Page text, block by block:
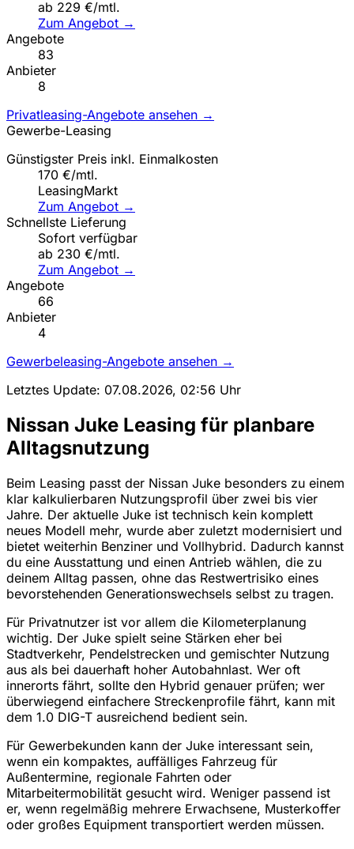
ab 229 €/mtl.
Zum Angebot →
Angebote
83
Anbieter
8
Privatleasing-Angebote ansehen →
Gewerbe-Leasing
Günstigster Preis inkl. Einmalkosten
170 €/mtl.
LeasingMarkt
Zum Angebot →
Schnellste Lieferung
Sofort verfügbar
ab 230 €/mtl.
Zum Angebot →
Angebote
66
Anbieter
4
Gewerbeleasing-Angebote ansehen →
Letztes Update: 07.08.2026, 02:56 Uhr
Nissan Juke Leasing für planbare
Alltagsnutzung
Beim Leasing passt der Nissan Juke besonders zu einem
klar kalkulierbaren Nutzungsprofil über zwei bis vier
Jahre. Der aktuelle Juke ist technisch kein komplett
neues Modell mehr, wurde aber zuletzt modernisiert und
bietet weiterhin Benziner und Vollhybrid. Dadurch kannst
du eine Ausstattung und einen Antrieb wählen, die zu
deinem Alltag passen, ohne das Restwertrisiko eines
bevorstehenden Generationswechsels selbst zu tragen.
Für Privatnutzer ist vor allem die Kilometerplanung
wichtig. Der Juke spielt seine Stärken eher bei
Stadtverkehr, Pendelstrecken und gemischter Nutzung
aus als bei dauerhaft hoher Autobahnlast. Wer oft
innerorts fährt, sollte den Hybrid genauer prüfen; wer
überwiegend einfachere Streckenprofile fährt, kann mit
dem 1.0 DIG-T ausreichend bedient sein.
Für Gewerbekunden kann der Juke interessant sein,
wenn ein kompaktes, auffälliges Fahrzeug für
Außentermine, regionale Fahrten oder
Mitarbeitermobilität gesucht wird. Weniger passend ist
er, wenn regelmäßig mehrere Erwachsene, Musterkoffer
oder großes Equipment transportiert werden müssen.